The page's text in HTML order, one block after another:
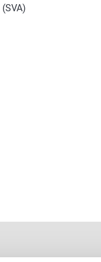
(SVA)